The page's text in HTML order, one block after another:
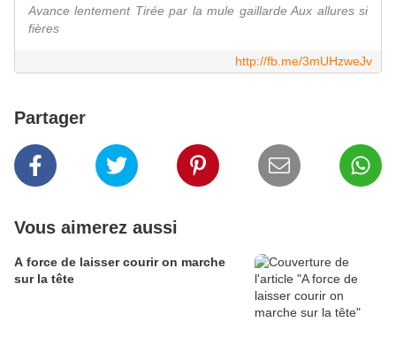
Avance lentement Tirée par la mule gaillarde Aux allures si
fières
http://fb.me/3mUHzweJv
Partager
Vous aimerez aussi
A force de laisser courir on marche
sur la tête